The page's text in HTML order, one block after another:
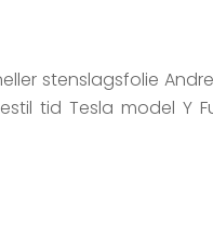
stenslagsfolie
tid Tesla model Y